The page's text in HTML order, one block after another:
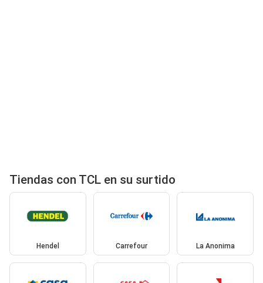
Tiendas con TCL en su surtido
Hendel Carrefour La Anonima